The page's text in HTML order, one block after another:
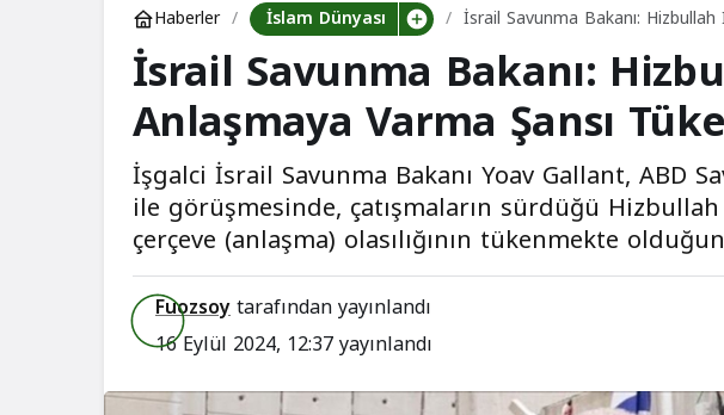
Haberler İslam Dünyası
İsrail Savunma Bakanı:
Tükenmekte
İsrail Savunma Bakanı:
Anlaşmaya Varma Şansı
İşgalci İsrail Savunma Bakanı Yoav Gallant, ABD
ile görüşmesinde, çatışmaların sürdüğü
çerçeve (anlaşma) olasılığının tükenmekte
Fuozsoytarafından yayınlandı
16 Eylül 2024, 12:37yayınlandı